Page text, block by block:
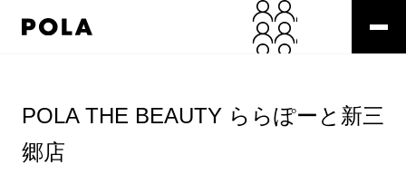
POLA THE BEAUTY ららぽーと新三
郷店